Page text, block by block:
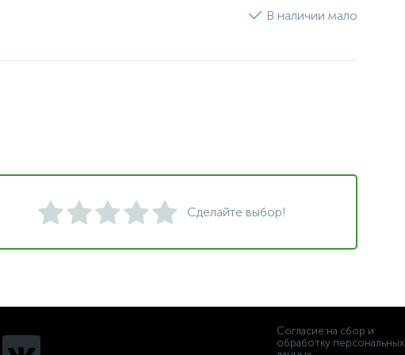
В наличии мало
Сделайте выбор!
Согласие на сбор и
обработку персональных